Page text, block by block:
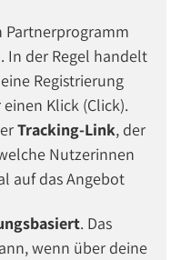
Partnerprogramm
In der Regel handelt
Registrierung
Klick (Click).
Tracking-Link, der
Nutzerinnen
auf das Angebot
. Das
wenn über deine